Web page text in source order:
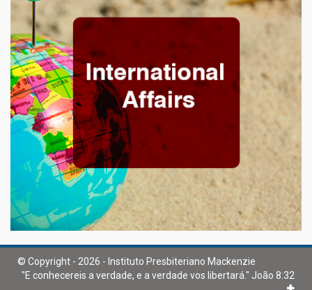
© Copyright - 2026 - Instituto Presbiteriano Mackenzie
"E conhecereis a verdade, e a verdade vos libertará." João 8:32